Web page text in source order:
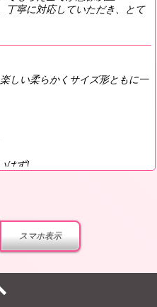
丁寧に対応していただき、とて
しい柔らかくサイズ形ともに一
はず!
スマホ表示